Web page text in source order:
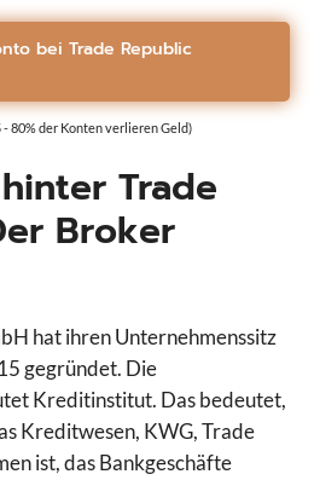
bei Trade Republic
80% der Konten verlieren Geld)
Trade
Broker
hat ihren Unternehmenssitz
gegründet. Die
Kreditinstitut. Das bedeutet,
Kreditwesen, KWG, Trade
ist, das Bankgeschäfte